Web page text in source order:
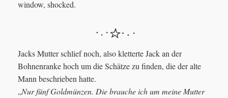
Jacks Mutter schlief noch, also kletterte Jack an der
Bohnenranke hoch um die Schätze zu finden, die der alte
Mann beschrieben hatte.
„Nur fünf Goldmünzen. Die brauche ich um meine Mutter